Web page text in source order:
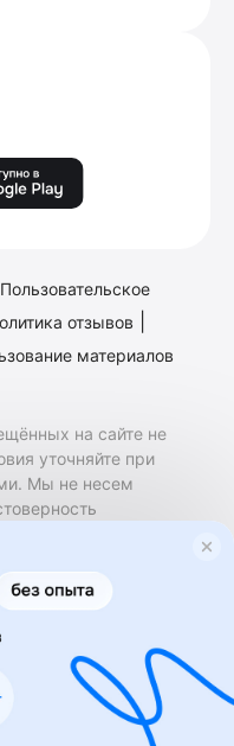
Пользовательское
отзывов
материалов
на сайте не
уточняйте при
Мы не несем
осуществляется
Бизнесменс.ру
за условия
лиц,
имеющейся